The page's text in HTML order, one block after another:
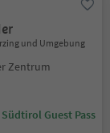
und Umgebung
Zentrum
Südtirol Guest Pass